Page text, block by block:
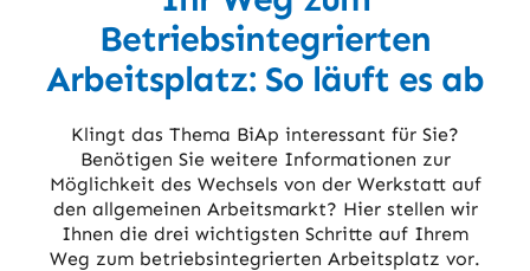
Betriebsintegrierten
Arbeitsplatz: So läuft es ab
Klingt das Thema BiAp interessant für Sie?
Benötigen Sie weitere Informationen zur
Möglichkeit des Wechsels von der Werkstatt auf
den allgemeinen Arbeitsmarkt? Hier stellen wir
Ihnen die drei wichtigsten Schritte auf Ihrem
Weg zum betriebsintegrierten Arbeitsplatz vor.